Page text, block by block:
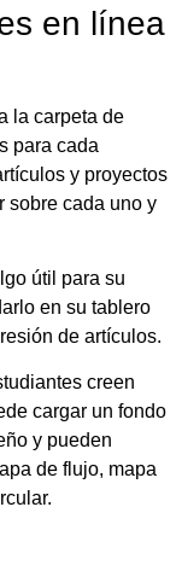
en línea
la carpeta de
para cada
y proyectos
sobre cada uno y
útil para su
en su tablero
de artículos.
creen
cargar un fondo
y pueden
de flujo, mapa